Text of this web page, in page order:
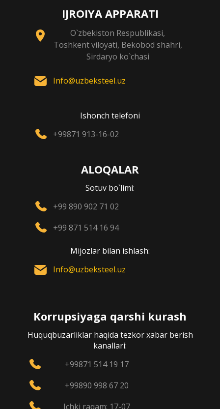
IJROIYA APPARATI
O`zbekiston Respublikasi,
Toshkent viloyati, Bekobod shahri,
Sirdaryo ko`chasi
Info@uzbeksteel.uz
Ishonch telefoni
+99871 913-16-02
ALOQALAR
Sotuv bo`limi:
+99 890 902 71 02
+99 871 514 16 94
Mijozlar bilan ishlash:
Info@uzbeksteel.uz
Korrupsiyaga qarshi kurash
Huquqbuzarliklar haqida tezkor xabar berish
kanallari:
+99871 514 19 17
+99890 998 67 20
Ichki raqam: 17-07